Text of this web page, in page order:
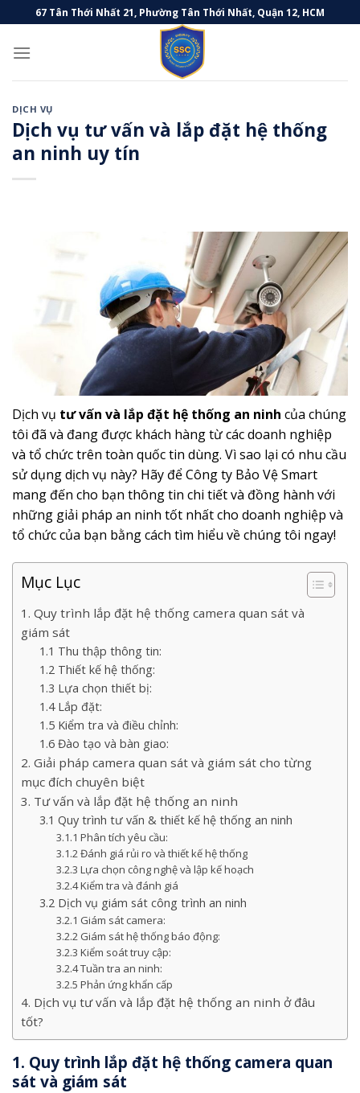
to
content
67 Tân Thới Nhất 21, Phường Tân Thới Nhất, Quận 12, HCM
DỊCH VỤ
Dịch vụ tư vấn và lắp đặt hệ thống
an ninh uy tín
Dịch vụ tư vấn và lắp đặt hệ thống an ninh của chúng
tôi đã và đang được khách hàng từ các doanh nghiệp
và tổ chức trên toàn quốc tin dùng. Vì sao lại có nhu cầu
sử dụng dịch vụ này? Hãy để Công ty Bảo Vệ Smart
mang đến cho bạn thông tin chi tiết và đồng hành với
những giải pháp an ninh tốt nhất cho doanh nghiệp và
tổ chức của bạn bằng cách tìm hiểu về chúng tôi ngay!
Mục Lục
1. Quy trình lắp đặt hệ thống camera quan sát và
giám sát
1.1 Thu thập thông tin:
1.2 Thiết kế hệ thống:
1.3 Lựa chọn thiết bị:
1.4 Lắp đặt:
1.5 Kiểm tra và điều chỉnh:
1.6 Đào tạo và bàn giao:
2. Giải pháp camera quan sát và giám sát cho từng
mục đích chuyên biệt
3. Tư vấn và lắp đặt hệ thống an ninh
3.1 Quy trình tư vấn & thiết kế hệ thống an ninh
3.1.1 Phân tích yêu cầu:
3.1.2 Đánh giá rủi ro và thiết kế hệ thống
3.2.3 Lựa chọn công nghệ và lập kế hoạch
3.2.4 Kiểm tra và đánh giá
3.2 Dịch vụ giám sát công trình an ninh
3.2.1 Giám sát camera:
3.2.2 Giám sát hệ thống báo động:
3.2.3 Kiểm soát truy cập:
3.2.4 Tuần tra an ninh:
3.2.5 Phản ứng khẩn cấp
4. Dịch vụ tư vấn và lắp đặt hệ thống an ninh ở đâu
tốt?
1. Quy trình lắp đặt hệ thống camera quan
sát và giám sát